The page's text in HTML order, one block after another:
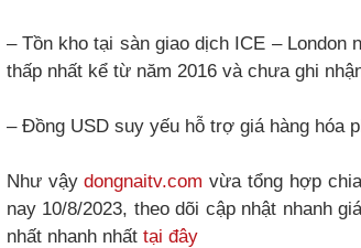
– Tồn kho tại sàn giao dịch ICE – London
thấp nhất kể từ năm 2016 và chưa ghi
– Đồng USD suy yếu hỗ trợ giá hàng hóa
Như vậydongnaitv.com vừa tổng hợp
nay 10/8/2023, theo dõi cập nhật nhanh
nhất nhanh nhất tại đây